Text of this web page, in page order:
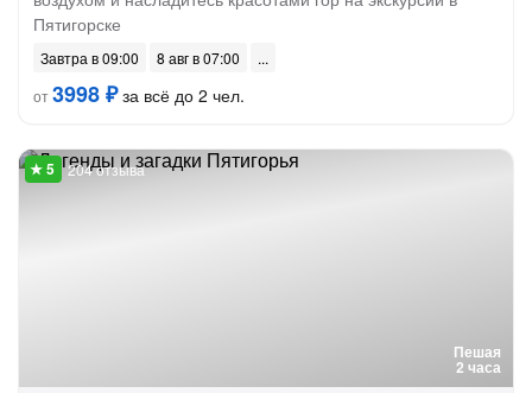
Пятигорске
Завтра в 09:00
8 авг в 07:00
от3998 ₽за всё до 2 чел.
Пешая
2 часа
204 отзыва